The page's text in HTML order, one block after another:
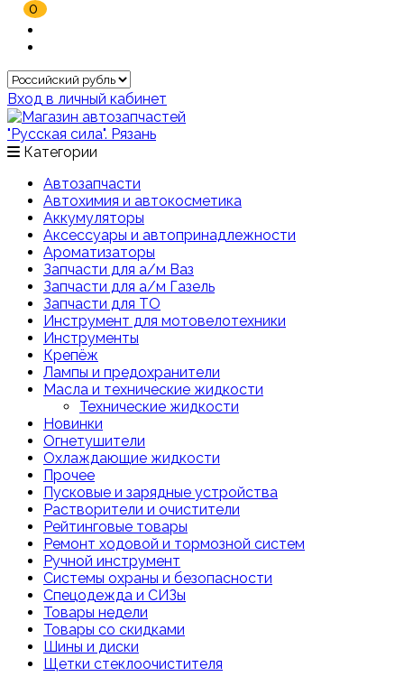
Вход в личный кабинет
Категории
Автозапчасти
Автохимия и автокосметика
Аккумуляторы
Аксессуары и автопринадлежности
Ароматизаторы
Запчасти для а/м Ваз
Запчасти для а/м Газель
Запчасти для ТО
Инструмент для мотовелотехники
Инструменты
Крепёж
Лампы и предохранители
Масла и технические жидкости
Технические жидкости
Новинки
Огнетушители
Охлаждающие жидкости
Прочее
Пусковые и зарядные устройства
Растворители и очистители
Рейтинговые товары
Ремонт ходовой и тормозной систем
Ручной инструмент
Системы охраны и безопасности
Спецодежда и СИЗы
Товары недели
Товары со скидками
Шины и диски
Щетки стеклоочистителя
0